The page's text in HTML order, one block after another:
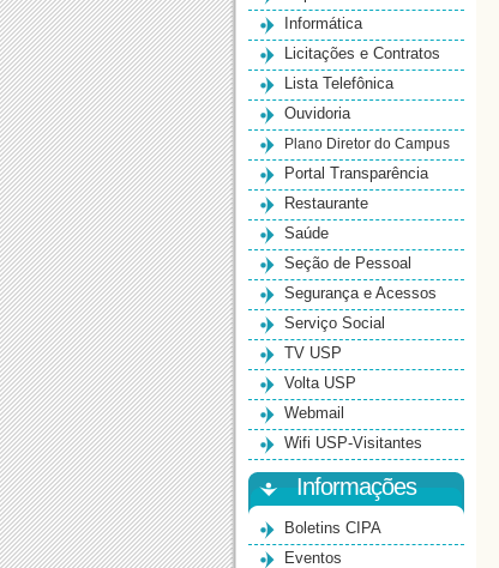
Informática
Licitações e Contratos
Lista Telefônica
Ouvidoria
Plano Diretor do Campus
Portal Transparência
Restaurante
Saúde
Seção de Pessoal
Segurança e Acessos
Serviço Social
TV USP
Volta USP
Webmail
Wifi USP-Visitantes
Informações
Boletins CIPA
Eventos